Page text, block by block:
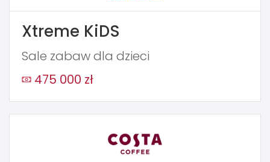
Xtreme KiDS
Sale zabaw dla dzieci
475 000 zł